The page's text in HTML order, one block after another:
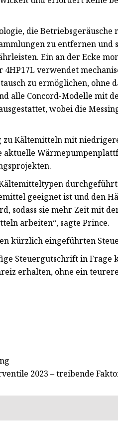
die Betriebsgeräusche
zu entfernen und
Ein an der Ecke
verwendet
zu ermöglichen, ohne
alle Concord-Modelle mit
wobei die
zu Kältemitteln mit
geeignet ist und den
sodass sie mehr Zeit mit
arbeiten“, sagte Prince.
kürzlich eingeführten
Steuergutschrift in Frage
erhalten, ohne ein
2023 – treibende